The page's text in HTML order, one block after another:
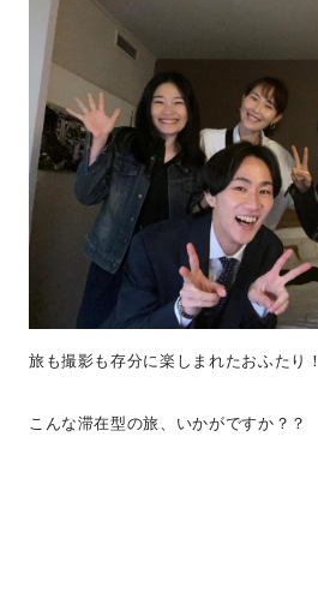
旅も撮影も存分に楽しまれたおふたり！
こんな滞在型の旅、いかがですか？？